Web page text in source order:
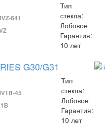
641
Тип
стекла:
Лобовое
Гарантия:
10 лет
G30/G31
45
Тип
стекла:
Лобовое
Гарантия:
10 лет